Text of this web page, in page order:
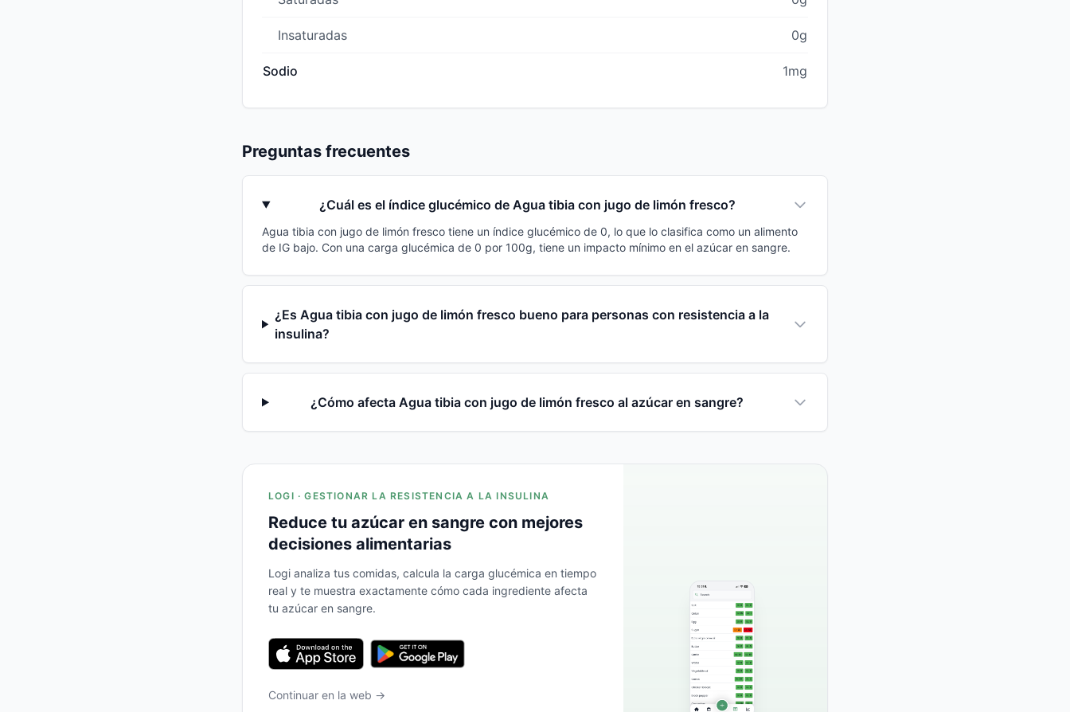
Insaturadas 0g
Sodio 1mg
Preguntas frecuentes
¿Cuál es el índice glucémico de Agua tibia con jugo de limón fresco?
Agua tibia con jugo de limón fresco tiene un índice glucémico de 0, lo que lo clasifica como un alimento
de IG bajo. Con una carga glucémica de 0 por 100g, tiene un impacto mínimo en el azúcar en sangre.
¿Es Agua tibia con jugo de limón fresco bueno para personas con resistencia a la
insulina?
¿Cómo afecta Agua tibia con jugo de limón fresco al azúcar en sangre?
LOGI · GESTIONAR LA RESISTENCIA A LA INSULINA
Reduce tu azúcar en sangre con mejores
decisiones alimentarias
Logi analiza tus comidas, calcula la carga glucémica en tiempo
real y te muestra exactamente cómo cada ingrediente afecta
tu azúcar en sangre.
Continuar en la web →